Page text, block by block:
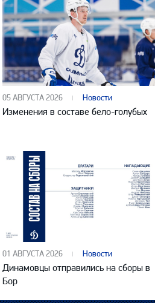
05 АВГУСТА 2026 Новости
Изменения в составе бело-голубых
01 АВГУСТА 2026 Новости
Динамовцы отправились на сборы в
Бор